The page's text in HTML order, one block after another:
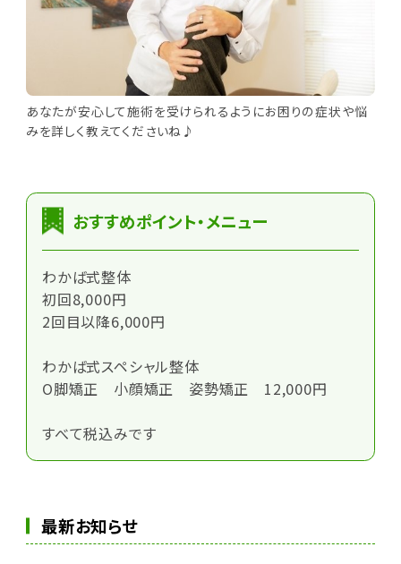
あなたが安心して施術を受けられるようにお困りの症状や悩
みを詳しく教えてくださいね♪
おすすめポイント・メニュー
わかば式整体
初回8,000円
2回目以降6,000円
わかば式スペシャル整体
O脚矯正 小顔矯正 姿勢矯正 12,000円
すべて税込みです
最新お知らせ